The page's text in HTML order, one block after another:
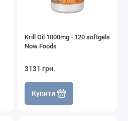
Krill Oil 1000mg - 120 softgels
Now Foods
3131 грн.
Купити